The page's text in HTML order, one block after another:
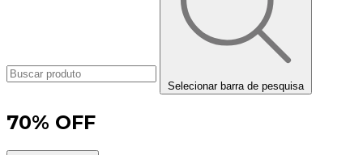
Selecionar barra de pesquisa
70% OFF